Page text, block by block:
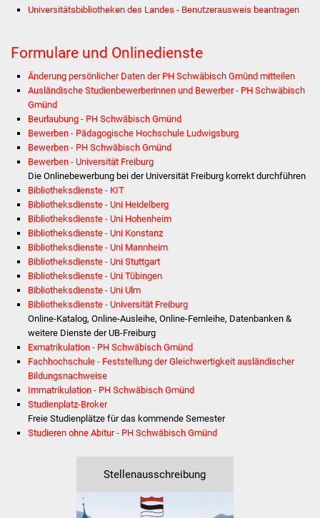
Volkshochschule
Kirchen
Jugendhaus
Fachteam Jugend
Familienzentrum
Stadtwerke
NETZMonitor
Gesundheit und Notfall
Ärzte und Apotheken
Pflege von Angehörigen
Index
ÖPNV
Universitätsbibliotheken des Landes - Benutzerausweis beantragen
Formulare und Onlinedienste
Änderung persönlicher Daten der PH Schwäbisch Gmünd mitteilen
Ausländische Studienbewerberinnen und Bewerber - PH Schwäbisch
Gmünd
Beurlaubung - PH Schwäbisch Gmünd
Bewerben - Pädagogische Hochschule Ludwigsburg
Bewerben - PH Schwäbisch Gmünd
Bewerben - Universität Freiburg
Die Onlinebewerbung bei der Universität Freiburg korrekt durchführen
Bibliotheksdienste - KIT
Bibliotheksdienste - Uni Heidelberg
Bibliotheksdienste - Uni Hohenheim
Bibliotheksdienste - Uni Konstanz
Bibliotheksdienste - Uni Mannheim
Bibliotheksdienste - Uni Stuttgart
Bibliotheksdienste - Uni Tübingen
Bibliotheksdienste - Uni Ulm
Bibliotheksdienste - Universität Freiburg
Online-Katalog, Online-Ausleihe, Online-Fernleihe, Datenbanken &
weitere Dienste der UB-Freiburg
Exmatrikulation - PH Schwäbisch Gmünd
Fachhochschule - Feststellung der Gleichwertigkeit ausländischer
Bildungsnachweise
Immatrikulation - PH Schwäbisch Gmünd
Studienplatz-Broker
Freie Studienplätze für das kommende Semester
Studieren ohne Abitur - PH Schwäbisch Gmünd
Stellenausschreibung